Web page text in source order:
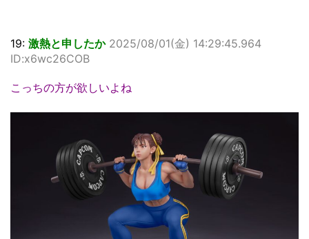
19: 激熱と申したか 2025/08/01(金) 14:29:45.964
ID:x6wc26COB
こっちの方が欲しいよね